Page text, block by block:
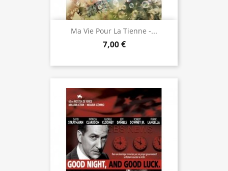
Ma Vie Pour La Tienne -...
7,00 €